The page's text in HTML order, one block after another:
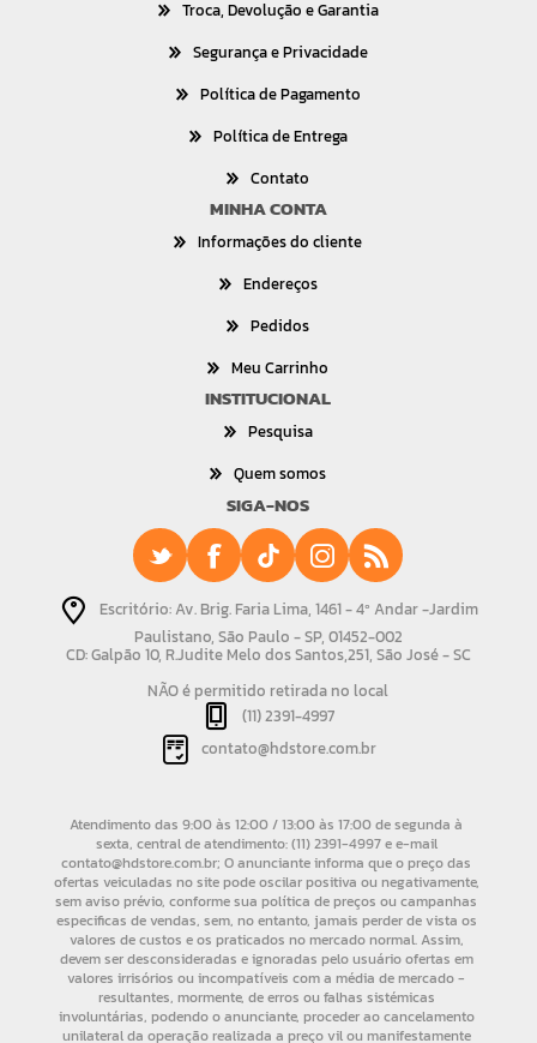
Troca, Devolução e Garantia
Segurança e Privacidade
Política de Pagamento
Política de Entrega
Contato
MINHA CONTA
Informações do cliente
Endereços
Pedidos
Meu Carrinho
INSTITUCIONAL
Pesquisa
Quem somos
SIGA-NOS
Escritório: Av. Brig. Faria Lima, 1461 - 4º Andar -Jardim
Paulistano, São Paulo - SP, 01452-002
CD: Galpão 10, R.Judite Melo dos Santos,251, São José - SC
NÃO é permitido retirada no local
(11) 2391-4997
contato@hdstore.com.br